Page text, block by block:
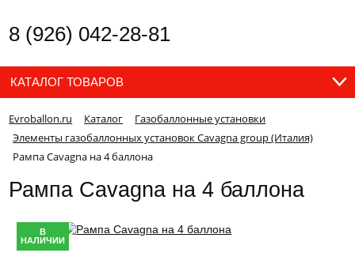
8 (926) 042-28-81
КАТАЛОГ ТОВАРОВ
Evroballon.ru Каталог
Газобаллонные установки
Элементы газобаллонных установок Cavagna group (Италия)
Рампа Cavagna на 4 баллона
Рампа Cavagna на 4 баллона
В
НАЛИЧИИ